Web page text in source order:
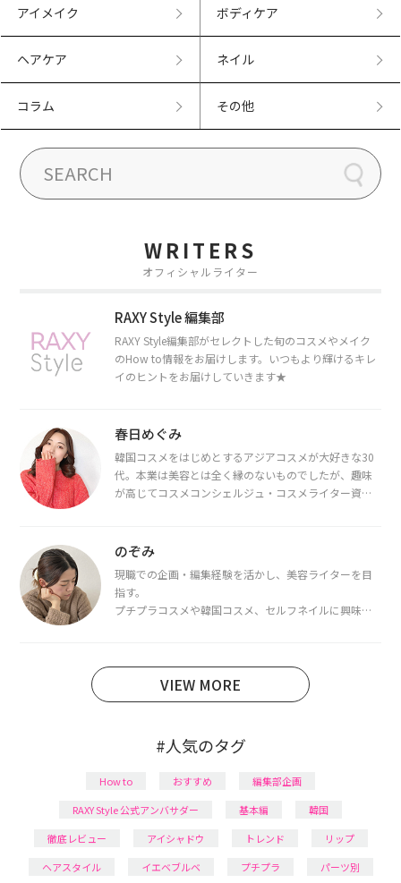
アイメイク ボディケア
ヘアケア ネイル
コラム その他
WRITERS
オフィシャルライター
RAXY Style 編集部
RAXY Style編集部がセレクトした旬のコスメやメイク
のHow to情報をお届けします。いつもより輝けるキレ
イのヒントをお届けしていきます★
春日めぐみ
韓国コスメをはじめとするアジアコスメが大好きな30
代。本業は美容とは全く縁のないものでしたが、趣味
が高じてコスメコンシェルジュ・コスメライター資格
断・骨格診断によるイメージコンサルティングも行っ
のぞみ
現職での企画・編集経験を活かし、美容ライターを目
指す。
プチプラコスメや韓国コスメ、セルフネイルに興味が
日本化粧品検定1級保有。
VIEW MORE
#人気のタグ
How to おすすめ
編集部企画
RAXY Style 公式アンバサダー
基本編
韓国
徹底レビュー
アイシャドウ トレンド
リップ
ヘアスタイル
イエベブルベ プチプラ
パーツ別